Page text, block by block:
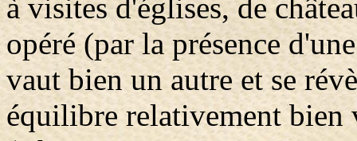
à visites d'églises, de
opéré (par la présence
vaut bien un autre et se
équilibre relativement bien